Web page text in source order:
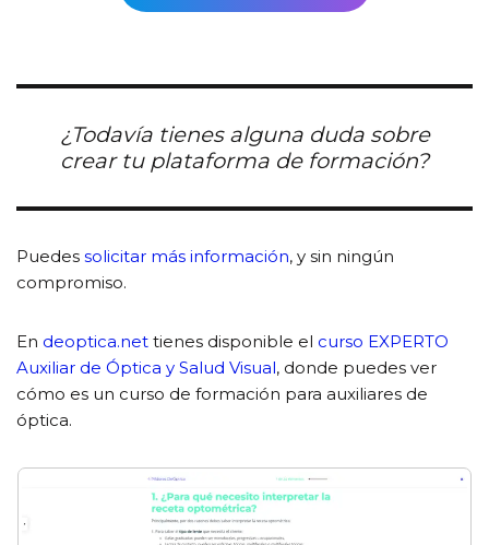
¿Todavía tienes alguna duda sobre
crear tu plataforma de formación?
Puedes solicitar más información, y sin ningún
compromiso.
En deoptica.net tienes disponible el curso EXPERTO
Auxiliar de Óptica y Salud Visual, donde puedes ver
cómo es un curso de formación para auxiliares de
óptica.